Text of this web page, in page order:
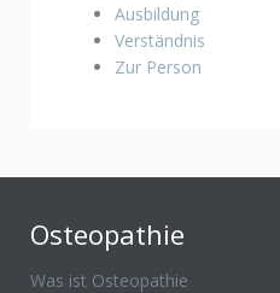
Ausbildung
Verständnis
Zur Person
Osteopathie
Was ist Osteopathie